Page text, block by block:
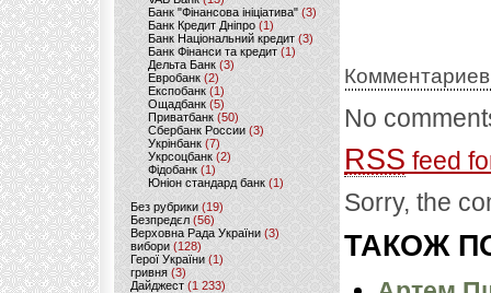
Банк "Фінансова ініціатива" (3)
Банк Кредит Дніпро (1)
Банк Національний кредит (3)
Банк Фінанси та кредит (1)
Дельта Банк (3)
Евробанк(2)
Експобанк (1)
Ощадбанк(5)
Приватбанк (50)
Сбербанк России (3)
Укрінбанк(7)
Укрсоцбанк (2)
Фідобанк (1)
Юніон стандард банк(1)
Без рубрики (19)
Безпредєл(56)
Верховна Рада України (3)
вибори(128)
Герої України(1)
гривня (3)
Дайджест (1 233)
No
RSS feed
Sorry, the
ТАКОЖ